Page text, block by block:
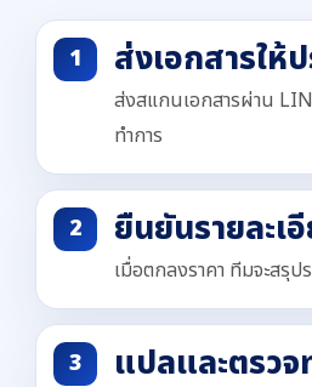
ส่งเอกสารให้
ส่งสแกนเอกสารผ่าน
ทำการ
ยืนยันรายละเ
เมื่อตกลงราคา ทีมจะสรุป
แปลและตรว